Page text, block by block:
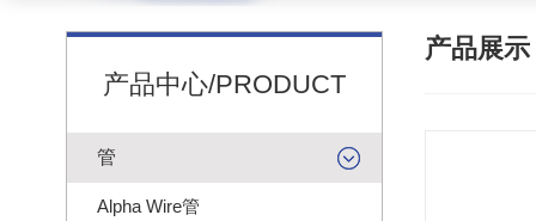
产品中心/PRODUCT
管
Alpha Wire管
产品展示